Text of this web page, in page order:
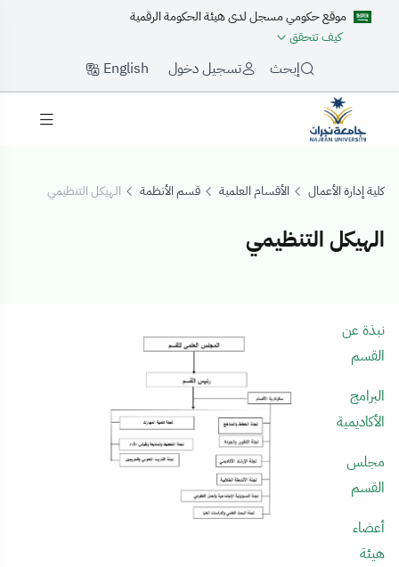
موقع حكومي مسجل لدى هيئة الحكومة الرقمية
كيف تتحقق
إبحث تسجيل دخول English
كلية إدارة الأعمال الأقسام العلمية قسم الأنظمة الهيكل التنظيمي
الهيكل التنظيمي
الهيكل التنظيمي
نبذة عن
القسم
البرامج
الأكاديمية
مجلس
القسم
أعضاء
هيئة